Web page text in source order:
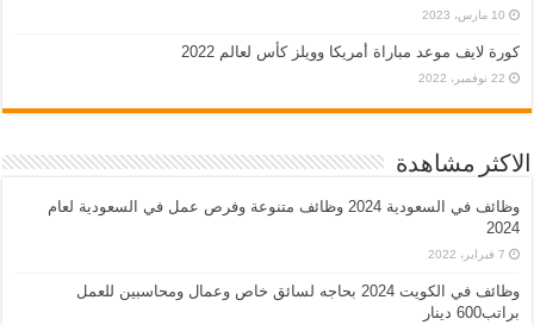
10 مارس، 2023
كورة لايف موعد مباراة أمريكا وويلز كأس لعالم 2022
22 نوفمبر، 2022
الاكثر مشاهدة
وظائف في السعودية 2024 وظائف متنوعة وفرص عمل في السعودية لعام
2024
7 فبراير، 2022
وظائف في الكويت 2024 بحاجه لسائق خاص وعمال ومحاسبين للعمل
براتب600 دينار